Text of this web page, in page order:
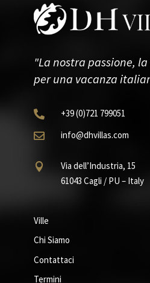
"La nostra passione,
per una vacanza
 +39(0)721 799051
 info@dhvillas.com

Via dell’Industria, 15
61043 Cagli / PU – Italy
Ville
Chi Siamo
Contattaci
Termini